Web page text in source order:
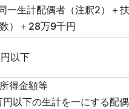
一生計配偶者（注釈2）＋扶
）＋28万9千円
以下
得金額等
以下の生計を一にする配